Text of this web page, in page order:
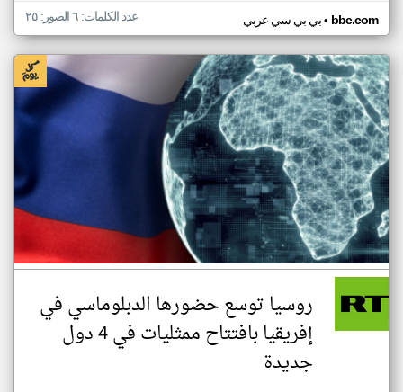
بي بي سي عربي• bbc.com عدد الكلمات: ٦ الصور: ٢٥
روسيا توسع حضورها الدبلوماسي في
إفريقيا بافتتاح ممثليات في 4 دول
جديدة